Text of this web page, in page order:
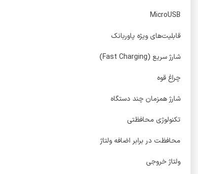
MicroUSB
قابلیت‌های ویژه پاوربانک
شارژ سریع (Fast Charging)
چراغ قوه
شارژ همزمان چند دستگاه
تکنولوژی محافظتی
محافظت در برابر اضافه ولتاژ
ولتاژ خروجی